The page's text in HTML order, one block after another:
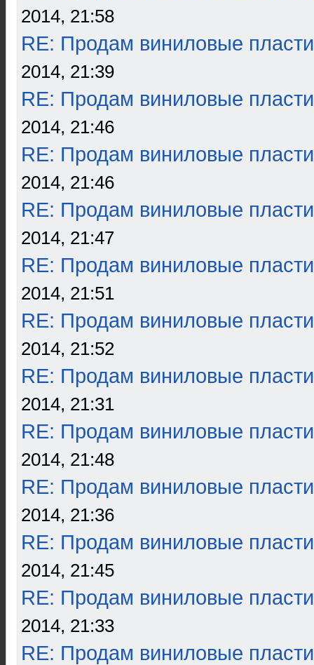
2014, 21:58
RE: Продам виниловые
2014, 21:39
RE: Продам виниловые
2014, 21:46
RE: Продам виниловые
2014, 21:46
RE: Продам виниловые
2014, 21:47
RE: Продам виниловые
2014, 21:51
RE: Продам виниловые
2014, 21:52
RE: Продам виниловые
2014, 21:31
RE: Продам виниловые
2014, 21:48
RE: Продам виниловые
2014, 21:36
RE: Продам виниловые
2014, 21:45
RE: Продам виниловые
2014, 21:33
RE: Продам виниловые